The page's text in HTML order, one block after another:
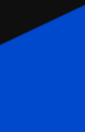
sivustoamme.
tietoja muihin
kerätty, kun olet